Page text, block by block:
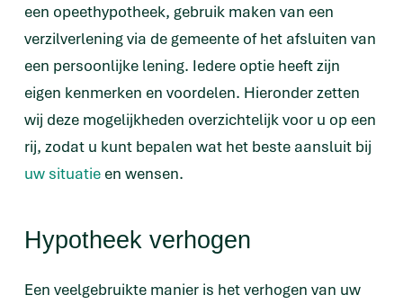
een opeethypotheek, gebruik maken van een
verzilverlening via de gemeente of het afsluiten van
een persoonlijke lening. Iedere optie heeft zijn
eigen kenmerken en voordelen. Hieronder zetten
wij deze mogelijkheden overzichtelijk voor u op een
rij, zodat u kunt bepalen wat het beste aansluit bij
uw situatie en wensen.
Hypotheek verhogen
Een veelgebruikte manier is het verhogen van uw